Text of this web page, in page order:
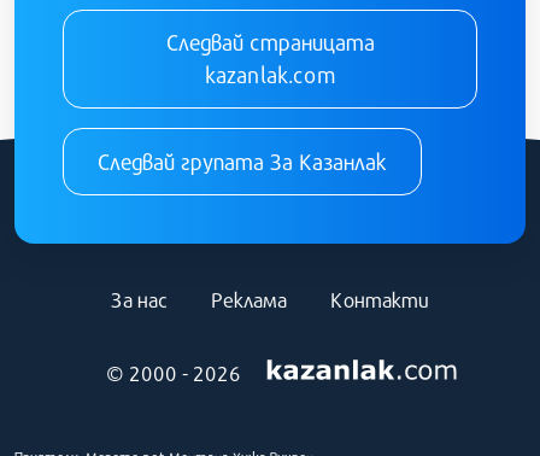
Следвай страницата
kazanlak.com
Следвай групата За Казанлак
© 2000 - 2026
За нас Реклама Контакти